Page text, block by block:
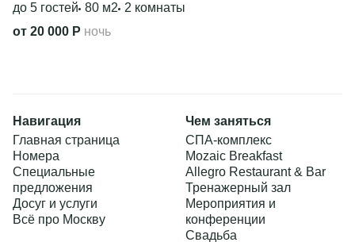
до 5 гостей 80 м2 2 комнаты
от 20 000 Р ночь
Подробнее
Навигация
Главная страница
Номера
Специальные
предложения
Досуг и услуги
Всё про Москву
Чем заняться
СПА-комплекс
Mozaic Breakfast
Allegro Restaurant & Bar
Тренажерный зал
Мероприятия и
конференции
Свадьба